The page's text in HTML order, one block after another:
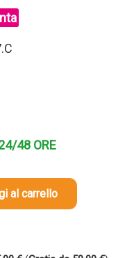
48 ORE
al carrello